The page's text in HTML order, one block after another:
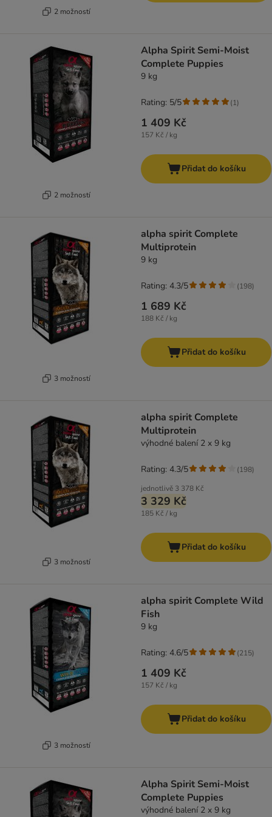
2 možností
2 možností
Alpha Spirit Semi-Moist
Complete Puppies
9 kg
1 409 Kč
157 Kč / kg
Rating: 5/5 (1)
Přidat do košíku
3 možností
alpha spirit Complete
Multiprotein
9 kg
1 689 Kč
188 Kč / kg
Rating: 4.3/5 (198)
Přidat do košíku
3 možností
alpha spirit Complete
Multiprotein
výhodné balení 2 x 9 kg
jednotlivě 3 378 Kč
3 329 Kč
185 Kč / kg
Rating: 4.3/5 (198)
Přidat do košíku
3 možností
alpha spirit Complete Wild
Fish
9 kg
1 409 Kč
157 Kč / kg
Rating: 4.6/5 (215)
Přidat do košíku
Alpha Spirit Semi-Moist
Complete Puppies
výhodné balení 2 x 9 kg